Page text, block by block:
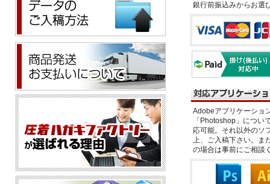
銀行前振込みからお選
Adobeアプリケーショ
「Photoshop」につい
応可能。それ以外のソ
上、ご入稿下さい。ま
の場合は事前にご相談